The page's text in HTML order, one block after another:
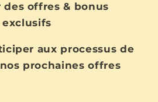
des offres & bonus
exclusifs
aux processus de
prochaines offres